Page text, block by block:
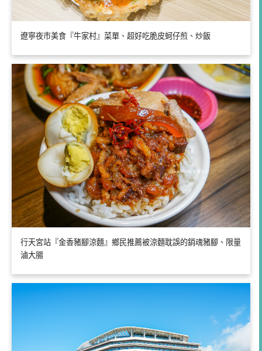
遼寧夜市美食『牛家村』菜單、超好吃脆皮蚵仔煎、炒飯
行天宮站『金香豬腳涼麵』鄉民推薦被涼麵耽誤的銷魂豬腳、限量
滷大腸